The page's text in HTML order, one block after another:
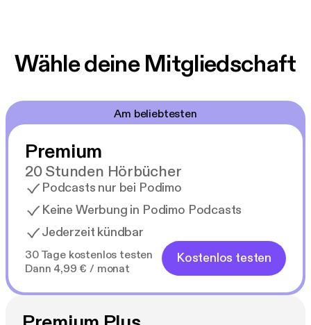
Wähle deine Mitgliedschaft
Am beliebtesten
Premium
20 Stunden Hörbücher
Podcasts nur bei Podimo
Keine Werbung in Podimo Podcasts
Jederzeit kündbar
30 Tage kostenlos testen
Dann 4,99 € / monat
Kostenlos testen